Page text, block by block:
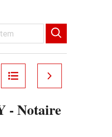
- Notaire